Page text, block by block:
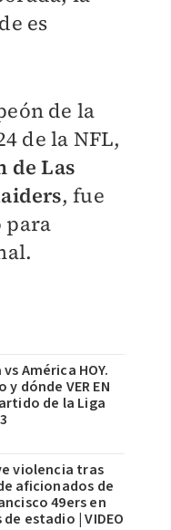
es
de la
de la NFL,
de Las
, fue
para
América HOY.
y dónde VER EN
de la Liga
violencia tras
aficionados de
49ers en
estadio | VIDEO